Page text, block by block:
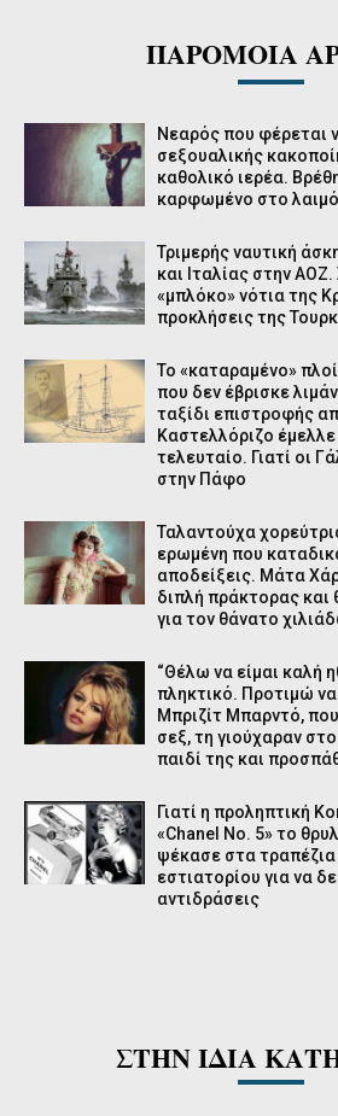
ΠΑΡΟΜΟΙΑ
Νεαρός που φέρεται
σεξουαλικής
καθολικό ιερέα.
καρφωμένο στο
Τριμερής ναυτική
και Ιταλίας στην
«μπλόκο» νότια της
προκλήσεις της
Το «καταραμένο»
που δεν έβρισκε
ταξίδι επιστροφής
Καστελλόριζο έμελλε
τελευταίο. Γιατί οι
στην Πάφο
Ταλαντούχα
ερωμένη που
αποδείξεις. Μάτα
διπλή πράκτορας
για τον θάνατο
“Θέλω να είμαι καλή
πληκτικό. Προτιμώ να
Μπριζίτ Μπαρντό,
σεξ, τη γιούχαραν
παιδί της και
Γιατί η προληπτική
«Chanel No. 5» το
ψέκασε στα
εστιατορίου για να
αντιδράσεις
ΣΤΗΝ ΙΔΙΑ